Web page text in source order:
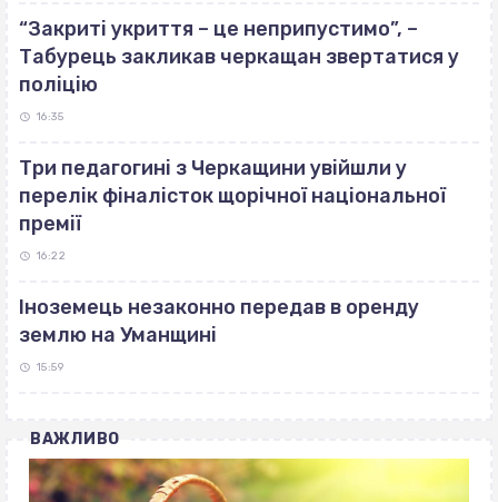
“Закриті укриття – це неприпустимо”, –
Табурець закликав черкащан звертатися у
поліцію
16:35
Три педагогині з Черкащини увійшли у
перелік фіналісток щорічної національної
премії
16:22
Іноземець незаконно передав в оренду
землю на Уманщині
15:59
ВАЖЛИВО